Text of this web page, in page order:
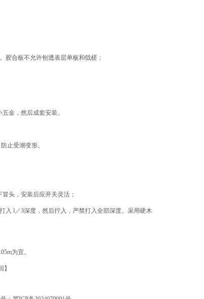
胶合板不允许刨透表层单板和戗槎；
金，然后成套安装。
止受潮变形。
头，安装后应开关灵活；
入 l／3深度，然后拧入，严禁打入全部深度。采用硬木
为宜。
】